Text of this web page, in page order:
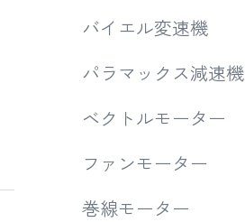
バイエル変速機
パラマックス減速機
ベクトルモーター
ファンモーター
巻線モーター